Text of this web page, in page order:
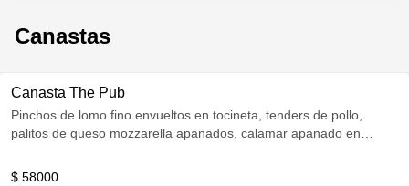
Canastas
Canasta The Pub
Pinchos de lomo fino envueltos en tocineta, tenders de pollo,
palitos de queso mozzarella apanados, calamar apanado en
$ 58000